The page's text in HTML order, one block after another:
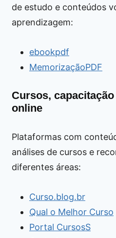
de estudo e conteúdos
aprendizagem:
ebookpdf
MemorizaçãoPDF
Cursos,
online
Plataformas com
análises de cursos e
diferentes áreas:
Curso.blog.br
Qual o Melhor Curso
Portal CursosS